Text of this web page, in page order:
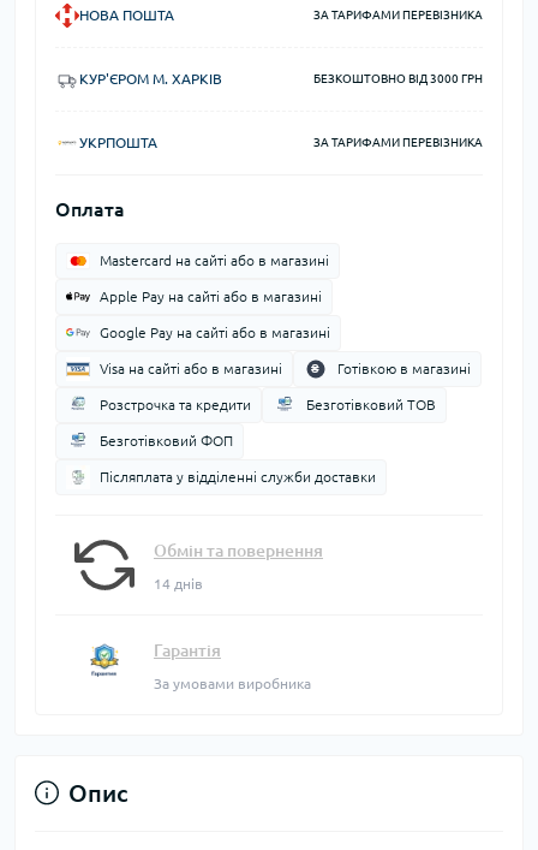
НОВА ПОШТА ЗА ТАРИФАМИ ПЕРЕВІЗНИКА
КУР'ЄРОМ М. ХАРКІВ БЕЗКОШТОВНО ВІД 3000 ГРН
УКРПОШТА ЗА ТАРИФАМИ ПЕРЕВІЗНИКА
Оплата
Mastercard на сайті або в магазині
Apple Pay на сайті або в магазині
Google Pay на сайті або в магазині
Visa на сайті або в магазині Готівкою в магазині
Розстрочка та кредити Безготівковий ТОВ
Безготівковий ФОП
Післяплата у відділенні служби доставки
Обмін та повернення
14 днів
Гарантія
За умовами виробника
Опис